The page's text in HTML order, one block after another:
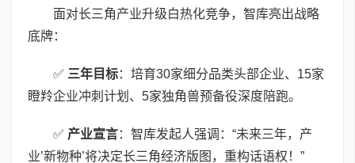
面对长三角产业升级白热化竞争，智库亮出战略
底牌：
✅ 三年目标：培育30家细分品类头部企业、15家
瞪羚企业冲刺计划、5家独角兽预备役深度陪跑。
✅ 产业宣言：智库发起人强调：“未来三年，产
业’新物种’将决定长三角经济版图，重构话语权！”